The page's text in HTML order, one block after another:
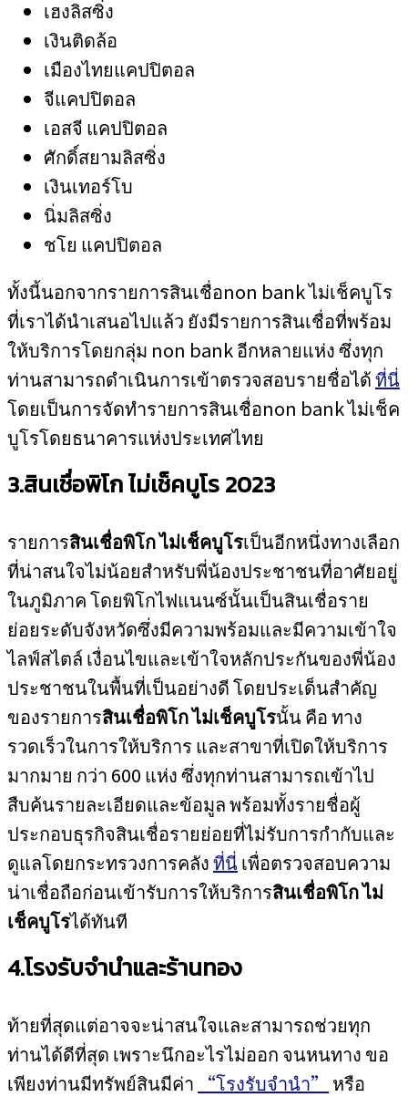
เฮงลิสซิ่ง
เงินติดล้อ
เมืองไทยแคปปิตอล
จีแคปปิตอล
เอสจี แคปปิตอล
ศักดิ์สยามลิสซิ่ง
เงินเทอร์โบ
นิ่มลิสซิ่ง
ชโย แคปปิตอล
ทั้งนี้นอกจากรายการสินเชื่อnon bank ไม่เช็คบูโร
ที่เราได้นำเสนอไปแล้ว ยังมีรายการสินเชื่อที่พร้อม
ให้บริการโดยกลุ่ม non bank อีกหลายแห่ง ซึ่งทุก
ท่านสามารถดำเนินการเข้าตรวจสอบรายชื่อได้ที่นี่
โดยเป็นการจัดทำรายการสินเชื่อnon bank ไม่เช็ค
บูโรโดยธนาคารแห่งประเทศไทย
3.สินเชื่อพิโก ไม่เช็คบูโร 2023
รายการสินเชื่อพิโก ไม่เช็คบูโรเป็นอีกหนึ่งทางเลือก
ที่น่าสนใจไม่น้อยสำหรับพี่น้องประชาชนที่อาศัยอยู่
ในภูมิภาค โดยพิโกไฟแนนซ์นั้นเป็นสินเชื่อราย
ย่อยระดับจังหวัดซึ่งมีความพร้อมและมีความเข้าใจ
ไลฟ์สไตล์ เงื่อนไขและเข้าใจหลักประกันของพี่น้อง
ประชาชนในพื้นที่เป็นอย่างดี โดยประเด็นสำคัญ
ของรายการสินเชื่อพิโก ไม่เช็คบูโรนั้น คือ ทาง
รวดเร็วในการให้บริการ และสาขาที่เปิดให้บริการ
มากมาย กว่า 600 แห่ง ซึ่งทุกท่านสามารถเข้าไป
สืบค้นรายละเอียดและข้อมูล พร้อมทั้งรายชื่อผู้
ประกอบธุรกิจสินเชื่อรายย่อยที่ไม่รับการกำกับและ
ดูแลโดยกระทรวงการคลังที่นี่เพื่อตรวจสอบความ
น่าเชื่อถือก่อนเข้ารับการให้บริการสินเชื่อพิโก ไม่
เช็คบูโรได้ทันที
4.โรงรับจำนำและร้านทอง
ท้ายที่สุดแต่อาจจะน่าสนใจและสามารถช่วยทุก
ท่านได้ดีที่สุด เพราะนึกอะไรไม่ออก จนหนทาง ขอ
เพียงท่านมีทรัพย์สินมีค่า “โรงรับจำนำ” หรือ